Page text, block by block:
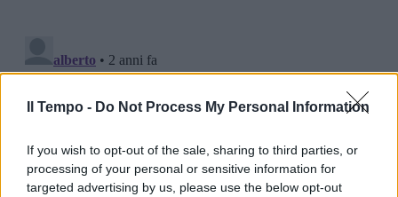
Il Tempo - Do Not Process My Personal Information
If you wish to opt-out of the sale, sharing to third parties, or
processing of your personal or sensitive information for
targeted advertising by us, please use the below opt-out